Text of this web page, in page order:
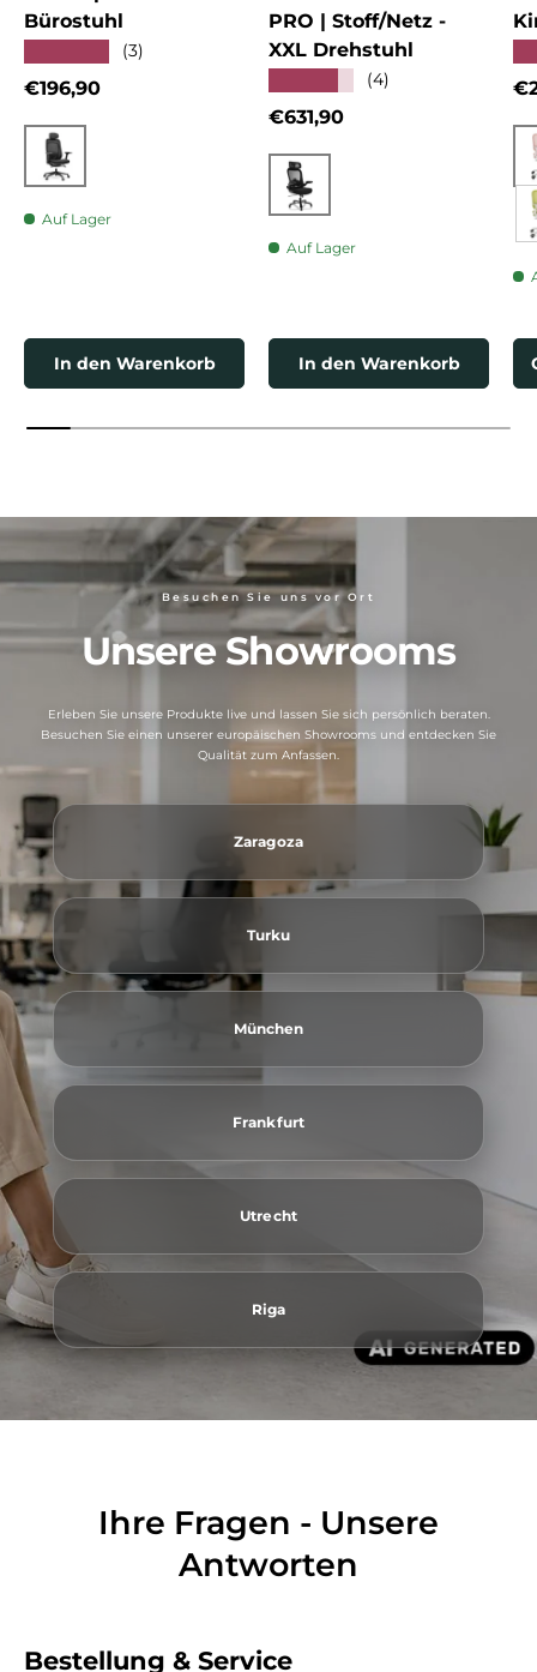
Bürostuhl
(3)
Normaler Preis
€196,90
Schwarz
Auf Lager
In den Warenkorb
PRO | Stoff/Netz -
XXL Drehstuhl
(4)
Normaler Preis
€631,90
Schwarz
Auf Lager
In den Warenkorb
Besuchen Sie uns vor Ort
Unsere Showrooms
Erleben Sie unsere Produkte live und lassen Sie sich persönlich beraten.
Besuchen Sie einen unserer europäischen Showrooms und entdecken Sie
Qualität zum Anfassen.
Zaragoza
Turku
München
Frankfurt
Utrecht
Riga
Ihre Fragen - Unsere
Antworten
Bestellung & Service